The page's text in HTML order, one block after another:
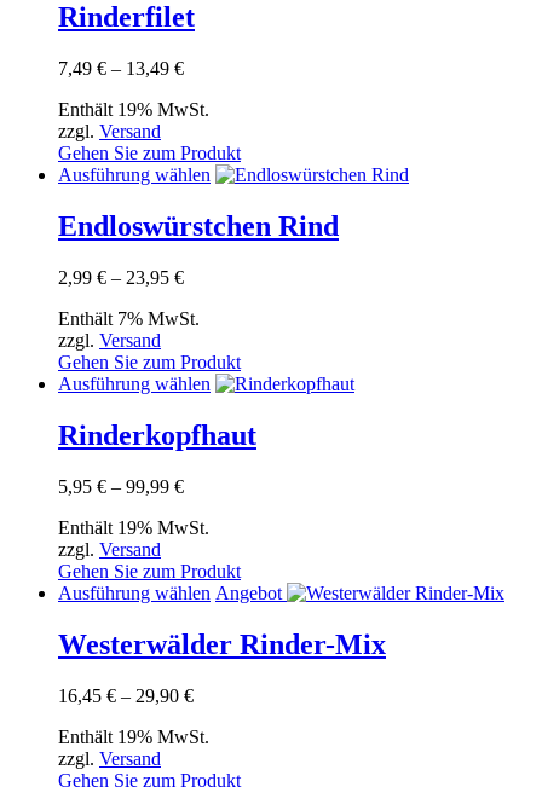
auf
der
gewählt
Rinderfilet
7,49 € – 13,49 €Preisspanne:
bis
Enthält 19% MwSt.
zzgl. Versand
Gehen Sie zum Produkt
Ausführung wählen Dieses
weist
mehrere
auf
der
gewählt
werden
Endloswürstchen Rind
2,99 € – 23,95 €Preisspanne:
bis
Enthält 7% MwSt.
zzgl. Versand
Gehen Sie zum Produkt
Ausführung wählen Dieses
weist
mehrere
auf
der
gewählt
werden
Rinderkopfhaut
5,95 € – 99,99 €Preisspanne:
bis
Enthält 19% MwSt.
zzgl. Versand
Gehen Sie zum Produkt
Ausführung wählen Dieses
weist
mehrere
Angebot
Westerwälder Rinder-Mix
16,45 € – 29,90 €Preisspanne:
bis
Enthält 19% MwSt.
zzgl. Versand
Gehen Sie zum Produkt